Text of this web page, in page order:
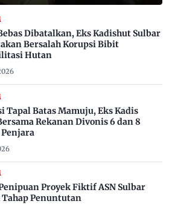
Dibatalkan, Eks Kadishut Sulbar
Bersalah Korupsi Bibit
Hutan
Tapal Batas Mamuju, Eks Kadis
Rekanan Divonis 6 dan 8
Proyek Fiktif ASN Sulbar
Tahap Penuntutan